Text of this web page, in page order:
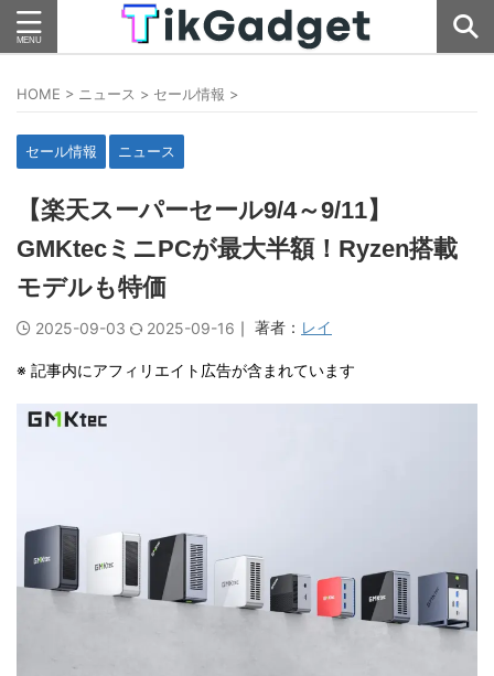
HOME > ニュース > セール情報 >
セール情報 ニュース
【楽天スーパーセール9/4～9/11】
GMKtecミニPCが最大半額！Ryzen搭載
モデルも特価
2025-09-03 2025-09-16 ｜ 著者： レイ
※ 記事内にアフィリエイト広告が含まれています